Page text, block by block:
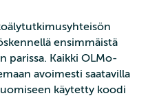
ensimmäistä
parissa. Kaikki OLMo-
avoimesti saatavilla
käytetty koodi